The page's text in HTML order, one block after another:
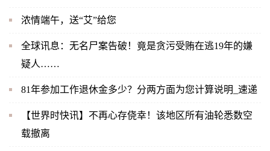
浓情端午，送“艾”给您
全球讯息：无名尸案告破！竟是贪污受贿在逃19年的嫌
疑人……
81年参加工作退休金多少？分两方面为您计算说明_速递
【世界时快讯】不再心存侥幸！该地区所有油轮悉数空
载撤离